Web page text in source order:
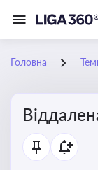
Головна